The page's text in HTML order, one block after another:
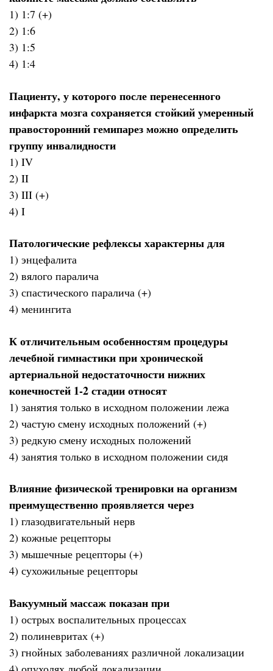
1) 1:7 (+)
2) 1:6
3) 1:5
4) 1:4
Пациенту, у которого после перенесенного
инфаркта мозга сохраняется стойкий умеренный
правосторонний гемипарез можно определить
группу инвалидности
1) IV
2) II
3) III (+)
4) I
Патологические рефлексы характерны для
1) энцефалита
2) вялого паралича
3) спастического паралича (+)
4) менингита
К отличительным особенностям процедуры
лечебной гимнастики при хронической
артериальной недостаточности нижних
конечностей 1-2 стадии относят
1) занятия только в исходном положении лежа
2) частую смену исходных положений (+)
3) редкую смену исходных положений
4) занятия только в исходном положении сидя
Влияние физической тренировки на организм
преимущественно проявляется через
1) глазодвигательный нерв
2) кожные рецепторы
3) мышечные рецепторы (+)
4) сухожильные рецепторы
Вакуумный массаж показан при
1) острых воспалительных процессах
2) полиневритах (+)
3) гнойных заболеваниях различной локализации